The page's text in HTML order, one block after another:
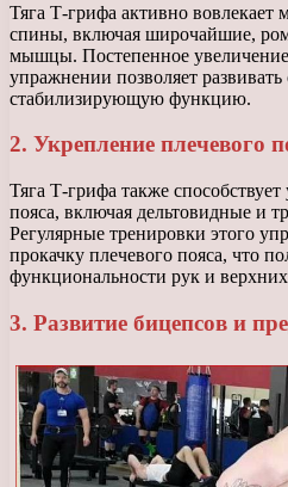
Тяга Т-грифа активно
спины, включая широчайшие,
мышцы. Постепенное увеличение
упражнении позволяет
стабилизирующую функцию.
2. Укрепление плечевого
Тяга Т-грифа также
пояса, включая дельтовидные и
Регулярные тренировки этого
прокачку плечевого пояса, что
функциональности рук и
3. Развитие бицепсов и